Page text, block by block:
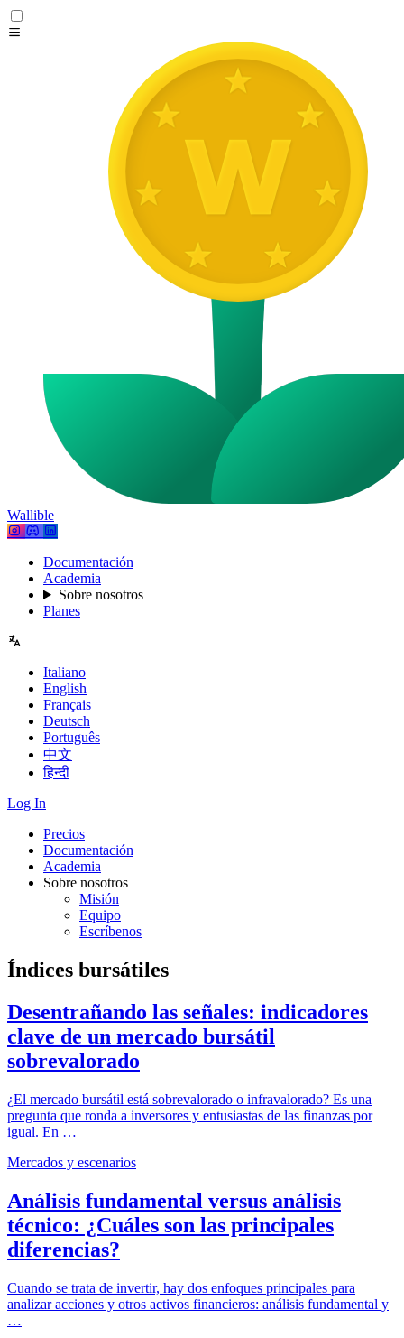
Wallible
Documentación
Academia
Sobre nosotros
Planes
Italiano
English
Français
Deutsch
Português
中文
हिन्दी
Log In
Precios
Documentación
Academia
Sobre nosotros
Misión
Equipo
Escríbenos
Índices bursátiles
Desentrañando las señales: indicadores
clave de un mercado bursátil
sobrevalorado
¿El mercado bursátil está sobrevalorado o infravalorado? Es una
pregunta que ronda a inversores y entusiastas de las finanzas por
igual. En …
Mercados y escenarios
Análisis fundamental versus análisis
técnico: ¿Cuáles son las principales
diferencias?
Cuando se trata de invertir, hay dos enfoques principales para
analizar acciones y otros activos financieros: análisis fundamental y
…